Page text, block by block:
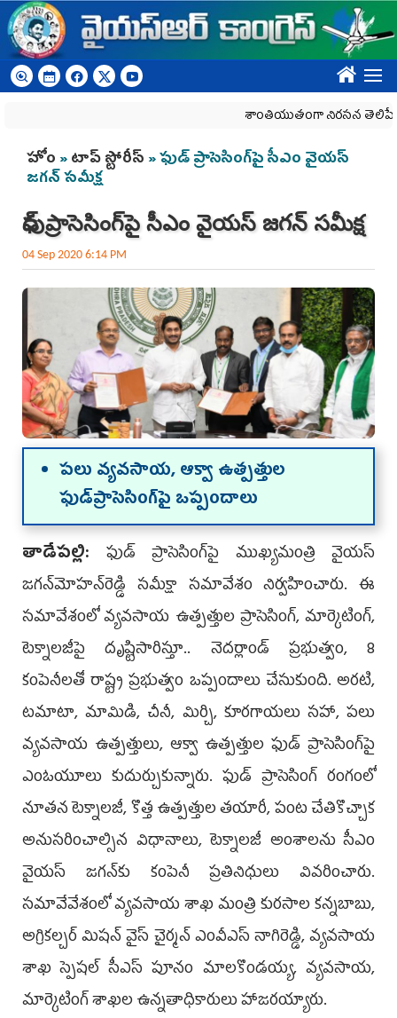
Skip to main content
????
శాంతియుతంగా నిరసన తెలిపే
You are here
హోం »టాప్ స్టోరీస్ » ఫుడ్‌ ప్రాసెసింగ్‌పై సీఎం వైయస్‌
జగన్‌ సమీక్ష
ఫుడ్‌ ప్రాసెసింగ్‌పై సీఎం వైయస్‌ జగన్‌ సమీక్ష
04 Sep 2020 6:14 PM
పలు వ్యవసాయ, ఆక్వా ఉత్పత్తుల
ఫుడ్‌ప్రాసెసింగ్‌పై ఒప్పందాలు
తాడేపల్లి: ఫుడ్‌ ప్రాసెసింగ్‌పై ముఖ్యమంత్రి వైయస్‌
జగన్‌మోహన్‌రెడ్డి సమీక్షా సమావేశం నిర్వహించారు. ఈ
సమావేశంలో వ్యవసాయ ఉత్పత్తుల ప్రాసెసింగ్, మార్కెటింగ్,
టెక్నాలజీపై దృష్టిసారిస్తూ.. నెదర్లాండ్‌ ప్రభుత్వం, 8
కంపెనీలతో రాష్ట్ర ప్రభుత్వం ఒప్పందాలు చేసుకుంది. అరటి,
టమాటా, మామిడి, చీనీ, మిర్చి, కూరగాయలు సహా, పలు
వ్యవసాయ ఉత్పత్తులు, ఆక్వా ఉత్పత్తుల ఫుడ్‌ ప్రాసెసింగ్‌పై
ఎంఓయూలు కుదుర్చుకున్నారు. ఫుడ్‌ ప్రాసెసింగ్‌ రంగంలో
నూతన టెక్నాలజీ, కొత్త ఉత్పత్తుల తయారీ, పంట చేతికొచ్చాక
అనుసరించాల్సిన విధానాలు, టెక్నాలజీ అంశాలను సీఎం
వైయస్‌ జగన్‌కు కంపెనీ ప్రతినిధులు వివరించారు.
సమావేవేశంలో వ్యవసాయ శాఖ మంత్రి కురసాల కన్నబాబు,
అగ్రికల్చర్‌ మిషన్‌ వైస్‌ చైర్మన్‌ ఎంవీఎస్‌ నాగిరెడ్డి, వ్యవసాయ
శాఖ స్పెషల్‌ సీఎస్‌ పూనం మాలకొండయ్య, వ్యవసాయ,
మార్కెటింగ్‌ శాఖల ఉన్నతాధికారులు హాజరయ్యారు.